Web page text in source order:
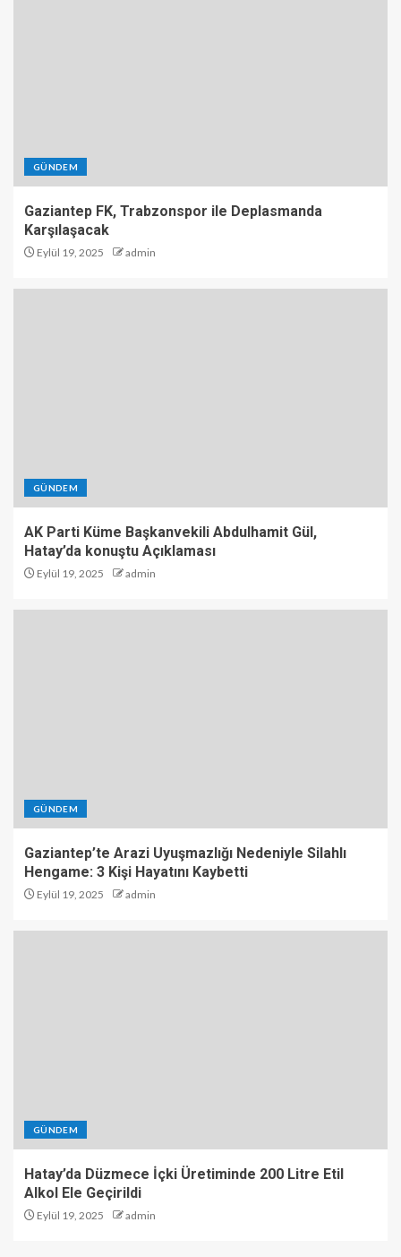
GÜNDEM
Gaziantep FK, Trabzonspor ile Deplasmanda
Karşılaşacak
Eylül 19, 2025 admin
GÜNDEM
AK Parti Küme Başkanvekili Abdulhamit Gül,
Hatay’da konuştu Açıklaması
Eylül 19, 2025 admin
GÜNDEM
Gaziantep’te Arazi Uyuşmazlığı Nedeniyle Silahlı
Hengame: 3 Kişi Hayatını Kaybetti
Eylül 19, 2025 admin
GÜNDEM
Hatay’da Düzmece İçki Üretiminde 200 Litre Etil
Alkol Ele Geçirildi
Eylül 19, 2025 admin